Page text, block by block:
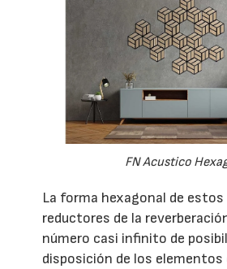
FN Acustico
La forma hexagonal de
reductores de la
número casi infinito de
disposición de los elementos